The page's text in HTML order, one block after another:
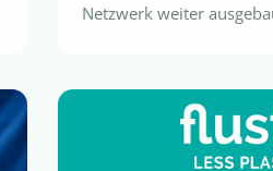
Netzwerk weiter
Kunststoffsteuern und
steigt der Bedarf an
Nachweisen,